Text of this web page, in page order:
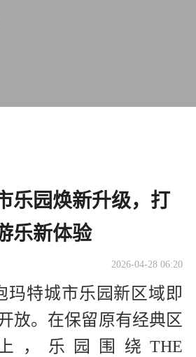
乐园焕新升级，打
乐新体验
2026-04-28 06:20
玛特城市乐园新区域即
放。在保留原有经典区
，乐园围绕THE